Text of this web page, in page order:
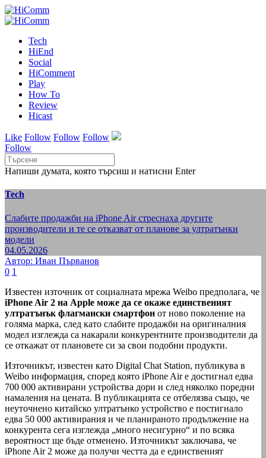
Tech
HiEnd
Social
HiComment
Play
How To
Review
Hicast
Like Follow Follow Follow
Follow
Напиши думата, която търсиш и натисни Enter
Tech
Слабите продажби на iPhone Air стреснаха другите
производители и те се отказват от планове за ултратънки
модели
04.05.2026
Автор: Иван Първанов
0 1
Известен източник от социалната мрежа Weibo предполага, че
iPhone Air 2 на Apple може да се окаже единственият
ултратънък флагмански смартфон от ново поколение на
голяма марка, след като слабите продажби на оригиналния
модел изглежда са накарали конкурентните производители да
се откажат от плановете си за свои подобни продукти.
Източникът, известен като Digital Chat Station, публикува в
Weibo информация, според която ‌iPhone Air‌ е достигнал едва
700 000 активирани устройства дори и след няколко поредни
намаления на цената. В публикацията се отбелязва също, че
неуточнено китайско ултратънко устройство е постигнало
едва 50 000 активирания и че планираното продължение на
конкурента сега изглежда „много несигурно“ и по всяка
вероятност ще бъде отменено. Източникът заключава, че
‌iPhone Air‌ 2 може да получи честта да е единственият